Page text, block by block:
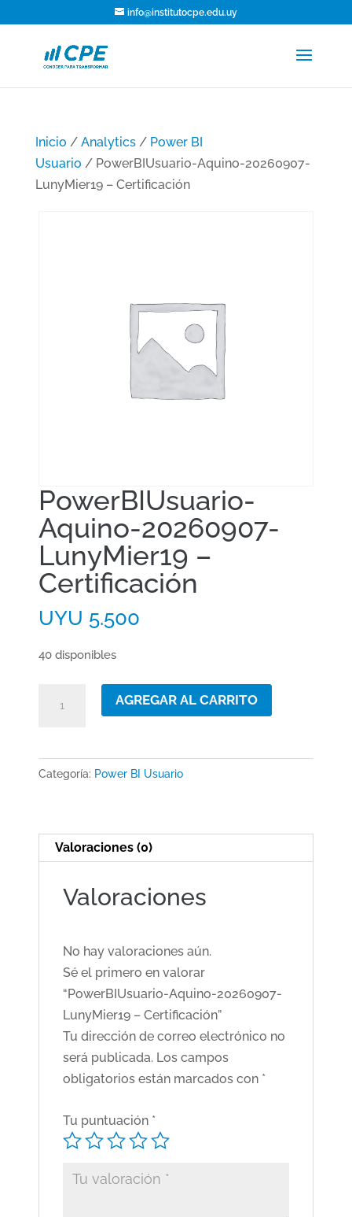
info@institutocpe.edu.uy
Inicio / Analytics/ Power BI
Usuario / PowerBIUsuario-Aquino-20260907-
LunyMier19 – Certificación
PowerBIUsuario-
Aquino-20260907-
LunyMier19 –
Certificación
UYU 5.500
40 disponibles
PowerBIUsuario-
LunyMier19
–
AGREGAR AL CARRITO
Categoría: Power BI Usuario
Valoraciones (0)
Valoraciones
No hay valoraciones aún.
Sé el primero en valorar
“PowerBIUsuario-Aquino-20260907-
LunyMier19 – Certificación”
Tu dirección de correo electrónico no
será publicada. Los campos
obligatorios están marcados con *
Tu puntuación *